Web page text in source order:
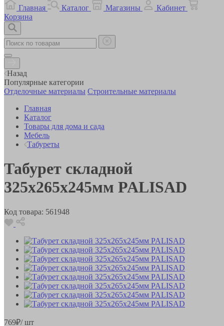
Главная
Каталог Магазины
Кабинет
Корзина
Назад
Популярные категории
Отделочные материалы Строительные материалы
Главная
Каталог
Товары для дома и сада
Мебель
Табуреты
Табурет складной
325х265х245мм PALISAD
Код товара: 561948
769₽/ шт